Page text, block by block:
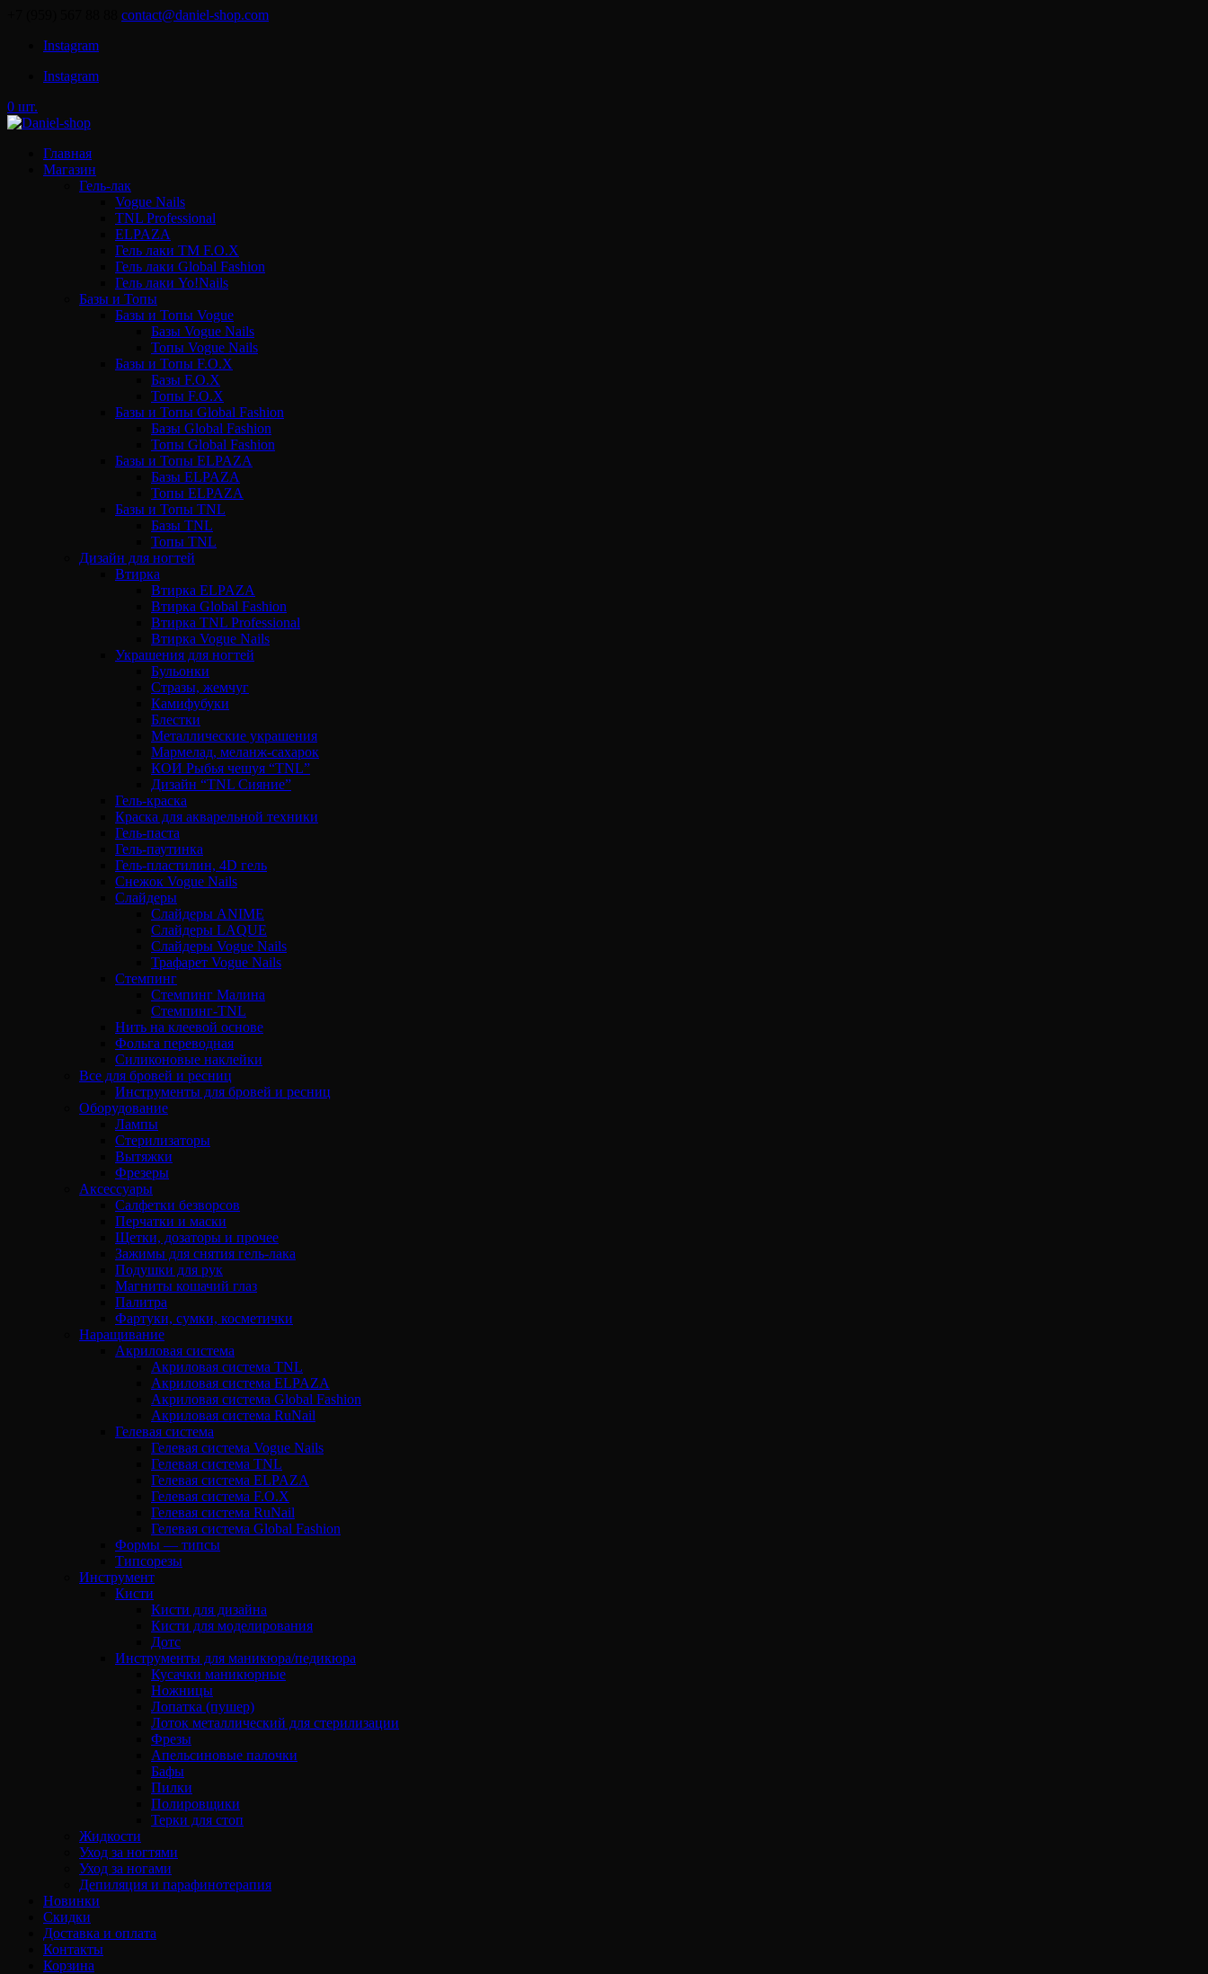
contact@daniel-shop.com
Instagram
Instagram
0 шт.
Главная
Магазин
Гель-лак
Vogue Nails
TNL Professional
ELPAZA
Гель лаки ТМ F.O.X
Гель лаки Global Fashion
Гель лаки Yo!Nails
Базы и Топы
Базы и Топы Vogue
Базы Vogue Nails
Топы Vogue Nails
Базы и Топы F.O.X
Базы F.O.X
Топы F.O.X
Базы и Топы Global Fashion
Базы Global Fashion
Топы Global Fashion
Базы и Топы ELPAZA
Базы ELPAZA
Топы ELPAZA
Базы и Топы TNL
Базы TNL
Топы TNL
Дизайн для ногтей
Втирка
Втирка ELPAZA
Втирка Global Fashion
Втирка TNL Professional
Втирка Vogue Nails
Украшения для ногтей
Бульонки
Стразы, жемчуг
Камифубуки
Блестки
Металлические украшения
Мармелад, меланж-сахарок
КОИ Рыбья чешуя “TNL”
Дизайн “TNL Сияние”
Гель-краска
Краска для акварельной техники
Гель-паста
Гель-паутинка
Гель-пластилин, 4D гель
Снежок Vogue Nails
Слайдеры
Слайдеры ANIME
Слайдеры LAQUE
Слайдеры Vogue Nails
Трафарет Vogue Nails
Стемпинг
Стемпинг Малина
Стемпинг-TNL
Нить на клеевой основе
Фольга переводная
Силиконовые наклейки
Все для бровей и ресниц
Инструменты для бровей и ресниц
Оборудование
Лампы
Стерилизаторы
Вытяжки
Фрезеры
Аксессуары
Салфетки безворсов
Перчатки и маски
Щетки, дозаторы и прочее
Зажимы для снятия гель-лака
Подушки для рук
Магниты кошачий глаз
Палитра
Фартуки, сумки, косметички
Наращивание
Акриловая система
Акриловая система TNL
Акриловая система ELPAZA
Акриловая система Global Fashion
Акриловая система RuNail
Гелевая система
Гелевая система Vogue Nails
Гелевая система TNL
Гелевая система ELPAZA
Гелевая система F.O.X
Гелевая система RuNail
Гелевая система Global Fashion
Формы — типсы
Типсорезы
Инструмент
Кисти
Кисти для дизайна
Кисти для моделирования
Дотс
Инструменты для маникюра/педикюра
Кусачки маникюрные
Ножницы
Лопатка (пушер)
Лоток металлический для стерилизации
Фрезы
Апельсиновые палочки
Бафы
Пилки
Полировщики
Терки для стоп
Жидкости
Уход за ногтями
Уход за ногами
Депиляция и парафинотерапия
Новинки
Скидки
Доставка и оплата
Контакты
Корзина